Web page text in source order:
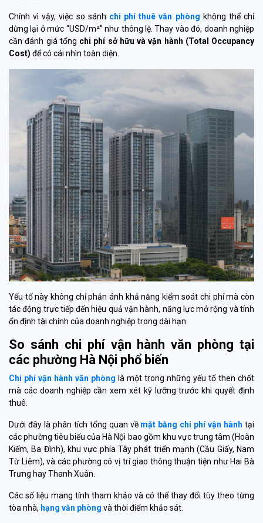
Chính vì vậy, việc so sánh chi phí thuê văn phòng không thể chỉ
dừng lại ở mức “USD/m²” như thông lệ. Thay vào đó, doanh nghiệp
cần đánh giá tổng chi phí sở hữu và vận hành (Total Occupancy
Cost) để có cái nhìn toàn diện.
Yếu tố này không chỉ phản ánh khả năng kiểm soát chi phí mà còn
tác động trực tiếp đến hiệu quả vận hành, năng lực mở rộng và tính
ổn định tài chính của doanh nghiệp trong dài hạn.
So sánh chi phí vận hành văn phòng tại
các phường Hà Nội phổ biến
Chi phí vận hành văn phòng là một trong những yếu tố then chốt
mà các doanh nghiệp cần xem xét kỹ lưỡng trước khi quyết định
thuê.
Dưới đây là phân tích tổng quan về mặt bằng chi phí vận hành tại
các phường tiêu biểu của Hà Nội bao gồm khu vực trung tâm (Hoàn
Kiếm, Ba Đình), khu vực phía Tây phát triển mạnh (Cầu Giấy, Nam
Từ Liêm), và các phường có vị trí giao thông thuận tiện như Hai Bà
Trưng hay Thanh Xuân.
Các số liệu mang tính tham khảo và có thể thay đổi tùy theo từng
tòa nhà, hạng văn phòng và thời điểm khảo sát.